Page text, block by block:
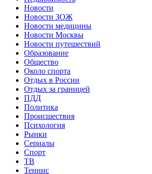
Новости
Новости ЗОЖ
Новости медицины
Новости Москвы
Новости путешествий
Образование
Общество
Около спорта
Отдых в России
Отдых за границей
ПДД
Политика
Происшествия
Психология
Рынки
Сериалы
Спорт
ТВ
Теннис